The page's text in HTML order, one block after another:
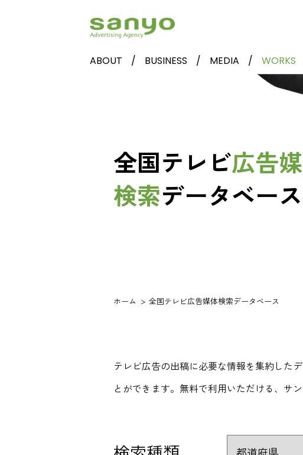
ABOUT BUSINESS MEDIA WORKS
全国テレビ広告
検索データベース
ホーム 全国テレビ広告媒体検索データベース
テレビ広告の出稿に必要な情報を集約した
とができます。無料で利用いただける、サ